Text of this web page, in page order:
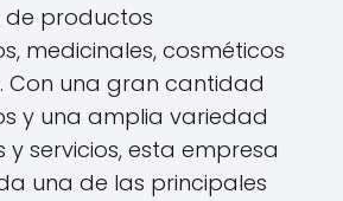
productos
medicinales, cosméticos
Con una gran cantidad
y una amplia variedad
servicios, esta empresa
una de las principales